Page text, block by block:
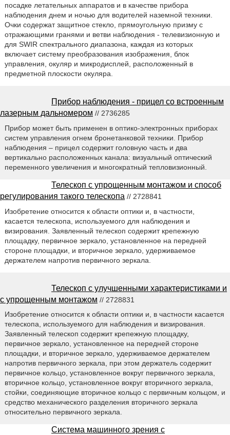
посадке летательных аппаратов и в качестве прибора
наблюдения днем и ночью для водителей наземной техники.
Очки содержат защитное стекло, прямоугольную призму с
отражающими гранями и ветви наблюдения - телевизионную и
для SWIR спектрального диапазона, каждая из которых
включает систему преобразования изображения, блок
управления, окуляр и микродисплей, расположенный в
предметной плоскости окуляра.
Прибор наблюдения - прицел со встроенным
лазерным дальномером // 2736285
Прибор может быть применен в оптико-электронных приборах
систем управления огнем бронетанковой техники. Прибор
наблюдения – прицел содержит головную часть и два
вертикально расположенных канала: визуальный оптический
переменного увеличения и многократный тепловизионный.
Телескоп с упрощенным монтажом и способ
регулирования такого телескопа // 2728841
Изобретение относится к области оптики и, в частности,
касается телескопа, используемого для наблюдения и
визирования. Заявленный телескоп содержит крепежную
площадку, первичное зеркало, установленное на передней
стороне площадки, и вторичное зеркало, удерживаемое
держателем напротив первичного зеркала.
Телескоп с улучшенными характеристиками и
с упрощенным монтажом // 2728831
Изобретение относится к области оптики и, в частности касается
телескопа, используемого для наблюдения и визирования.
Заявленный телескоп содержит крепежную площадку,
первичное зеркало, установленное на передней стороне
площадки, и вторичное зеркало, удерживаемое держателем
напротив первичного зеркала, при этом держатель содержит
первичное кольцо, установленное вокруг первичного зеркала,
вторичное кольцо, установленное вокруг вторичного зеркала,
стойки, соединяющие вторичное кольцо с первичным кольцом, и
средство механического разделения вторичного зеркала
относительно первичного зеркала.
Система машинного зрения с